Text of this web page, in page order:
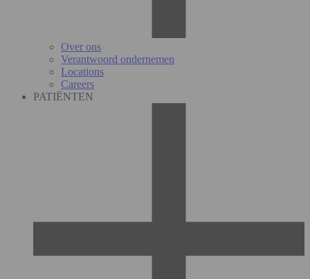
Over ons
Verantwoord ondernemen
Locations
Careers
PATIËNTEN